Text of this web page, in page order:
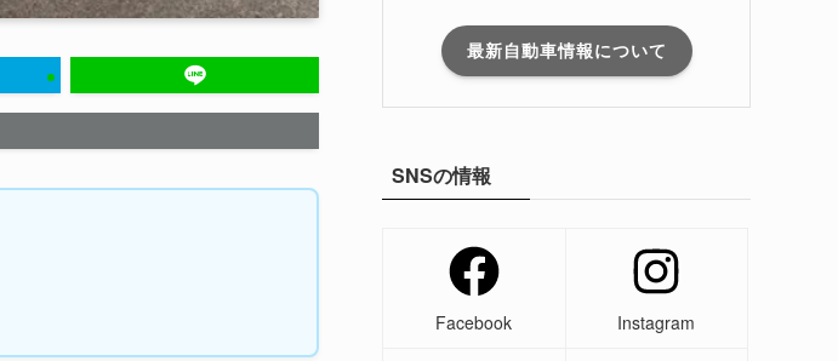
最新自動車情報について
SNSの情報
Facebook Instagram